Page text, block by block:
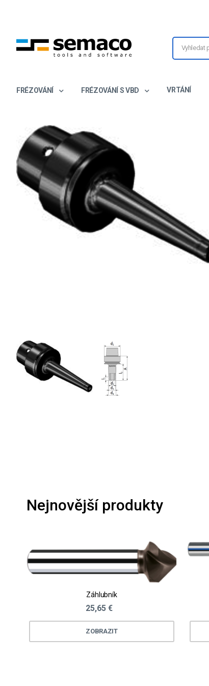
FRÉZOVÁNÍ FRÉZOVÁNÍ S VBD VRTÁNÍ
Nejnovější produkty
Záhlubník
25,65 €
ZOBRAZIT